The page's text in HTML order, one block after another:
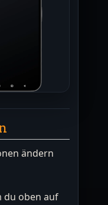
ändern
du oben auf